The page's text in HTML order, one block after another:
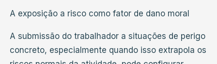
A exposição a risco como fator de dano moral
A submissão do trabalhador a situações de perigo
concreto, especialmente quando isso extrapola os